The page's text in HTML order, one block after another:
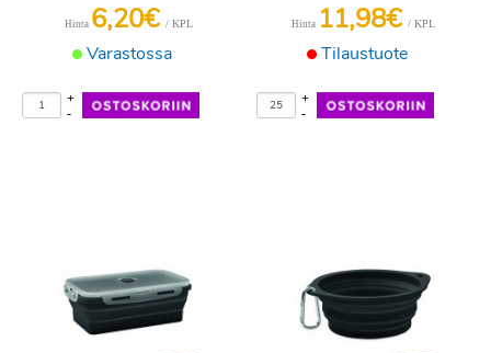
Varastossa
Hinta 6,20€ / KPL
-
+
Tilaustuote
Hinta 11,98€ / KPL
-
+